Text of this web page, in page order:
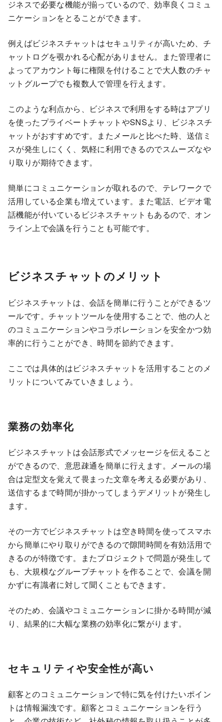
ジネスで必要な機能が揃っているので、効率良くコミュ
ニケーションをとることができます。
例えばビジネスチャットはセキュリティが高いため、チ
ャットログを覗かれる心配がありません。また管理者に
よってアカウント毎に権限を付けることで大人数のチャ
ットグループでも複数人で管理を行えます。
このような利点から、ビジネスで利用をする時はアプリ
を使ったプライベートチャットやSNSより、ビジネスチ
ャットがおすすめです。またメールと比べた時、送信ミ
スが発生しにくく、気軽に利用できるのでスムーズなや
り取りが期待できます。
簡単にコミュニケーションが取れるので、テレワークで
活用している企業も増えています。また電話、ビデオ電
話機能が付いているビジネスチャットもあるので、オン
ライン上で会議を行うことも可能です。
ビジネスチャットのメリット
ビジネスチャットは、会話を簡単に行うことができるツ
ールです。チャットツールを使用することで、他の人と
のコミュニケーションやコラボレーションを安全かつ効
率的に行うことができ、時間を節約できます。
ここでは具体的はビジネスチャットを活用することのメ
リットについてみていきましょう。
業務の効率化
ビジネスチャットは会話形式でメッセージを伝えること
ができるので、意思疎通を簡単に行えます。メールの場
合は定型文を覚えて畏まった文章を考える必要があり、
送信するまで時間が掛かってしまうデメリットが発生し
ます。
その一方でビジネスチャットは空き時間を使ってスマホ
から簡単にやり取りができるので隙間時間を有効活用で
きるのが特徴です。またプロジェクトで問題が発生して
も、大規模なグループチャットを作ることで、会議を開
かずに有識者に対して聞くこともできます。
そのため、会議やコミュニケーションに掛かる時間が減
り、結果的に大幅な業務の効率化に繋がります。
セキュリティや安全性が高い
顧客とのコミュニケーションで特に気を付けたいポイン
トは情報漏洩です。顧客とコミュニケーションを行う